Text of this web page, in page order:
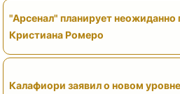
"Арсенал" планирует неожиданно
Кристиана Ромеро
Калафиори заявил о новом